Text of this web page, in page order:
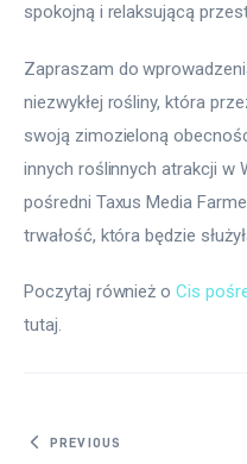
spokojną i relaksującą
Zapraszam do
niezwykłej rośliny, która
swoją zimozieloną
innych roślinnych atrakcji w
pośredni Taxus Media
trwałość, która będzie
Poczytaj również o Cis
tutaj.
Nawigacja
PREVIOUS